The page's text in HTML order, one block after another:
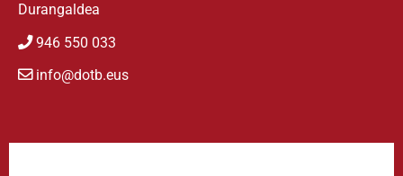
Durangaldea
946 550 033
info@dotb.eus